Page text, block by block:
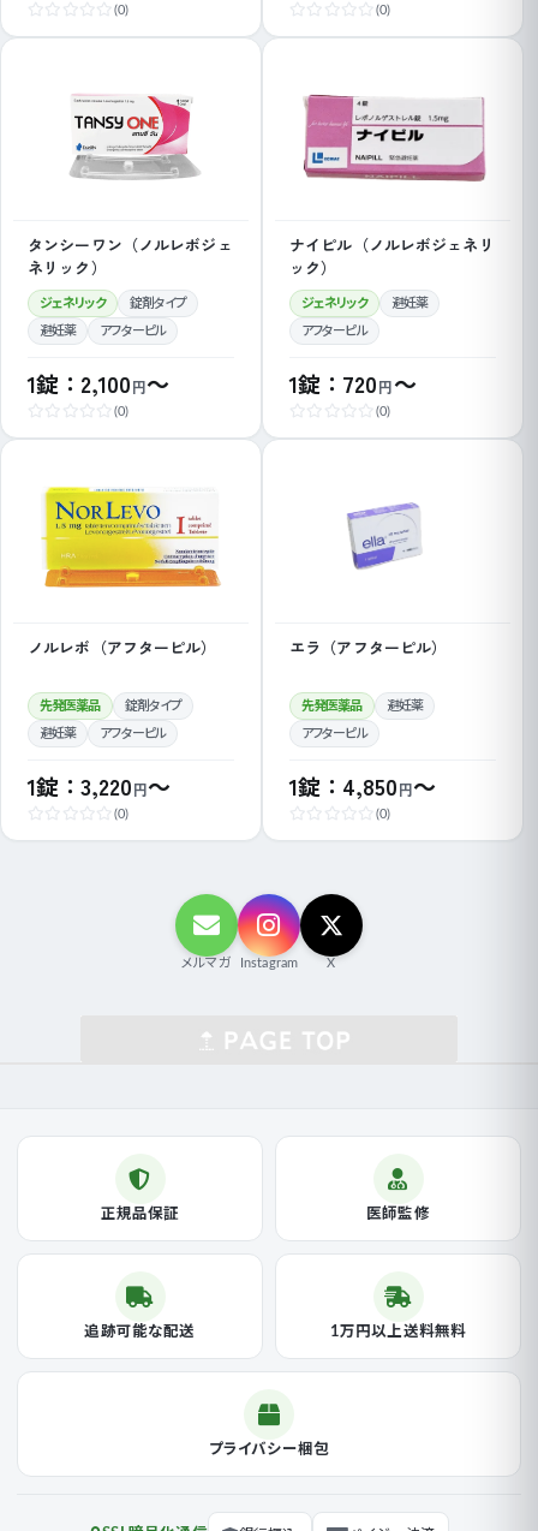
メルマガ Instagram X
(0) (0)
タンシーワン（ノルレボジェ
ネリック）
ジェネリック 錠剤タイプ
避妊薬 アフターピル
1錠：2,100円～
(0)
ナイピル（ノルレボジェネリ
ック）
ジェネリック 避妊薬
アフターピル
1錠：720円～
(0)
ノルレボ（アフターピル）
先発医薬品 錠剤タイプ
避妊薬 アフターピル
1錠：3,220円～
(0)
エラ（アフターピル）
先発医薬品 避妊薬
アフターピル
1錠：4,850円～
(0)
正規品保証 医師監修
追跡可能な配送 1万円以上送料無料
プライバシー梱包